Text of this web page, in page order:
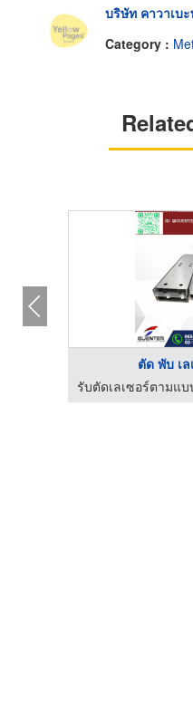
บริษัท คาวาเบ
Category :
ตัด พับ เ